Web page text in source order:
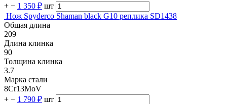
+ − 1 350 ₽ шт
Нож Spyderco Shaman black G10 реплика SD1438
Общая длина
209
Длина клинка
90
Толщина клинка
3.7
Марка стали
8Cr13MoV
+ − 1 790 ₽ шт